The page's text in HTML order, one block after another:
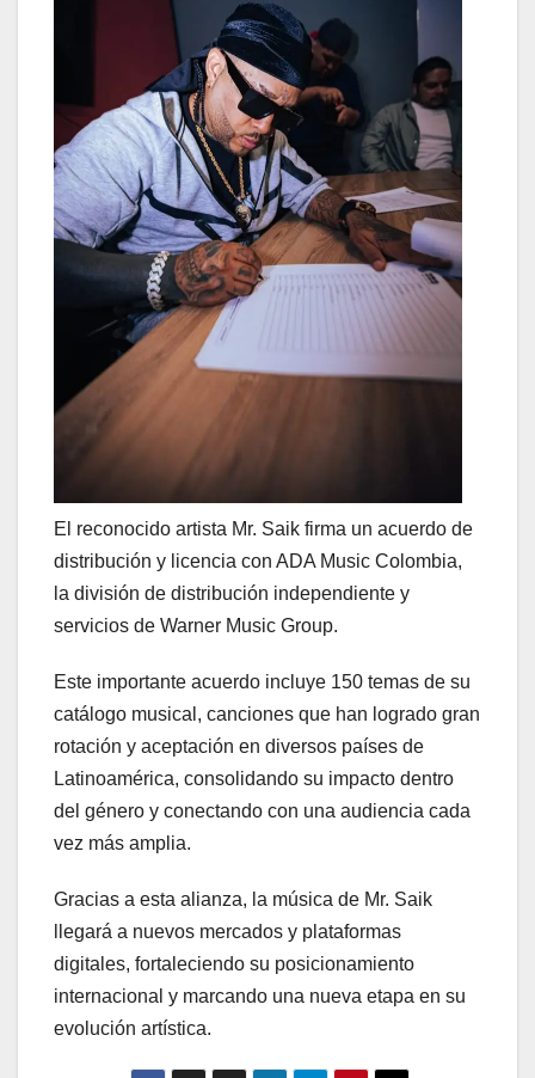
El reconocido artista Mr. Saik firma un acuerdo de
distribución y licencia con ADA Music Colombia,
la división de distribución independiente y
servicios de Warner Music Group.
Este importante acuerdo incluye 150 temas de su
catálogo musical, canciones que han logrado gran
rotación y aceptación en diversos países de
Latinoamérica, consolidando su impacto dentro
del género y conectando con una audiencia cada
vez más amplia.
Gracias a esta alianza, la música de Mr. Saik
llegará a nuevos mercados y plataformas
digitales, fortaleciendo su posicionamiento
internacional y marcando una nueva etapa en su
evolución artística.